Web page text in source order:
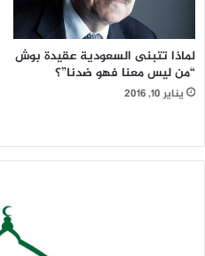
لماذا تتبنى السعودية عقيدة بوش
“من ليس معنا فهو ضدنا”؟
يناير 10, 2016